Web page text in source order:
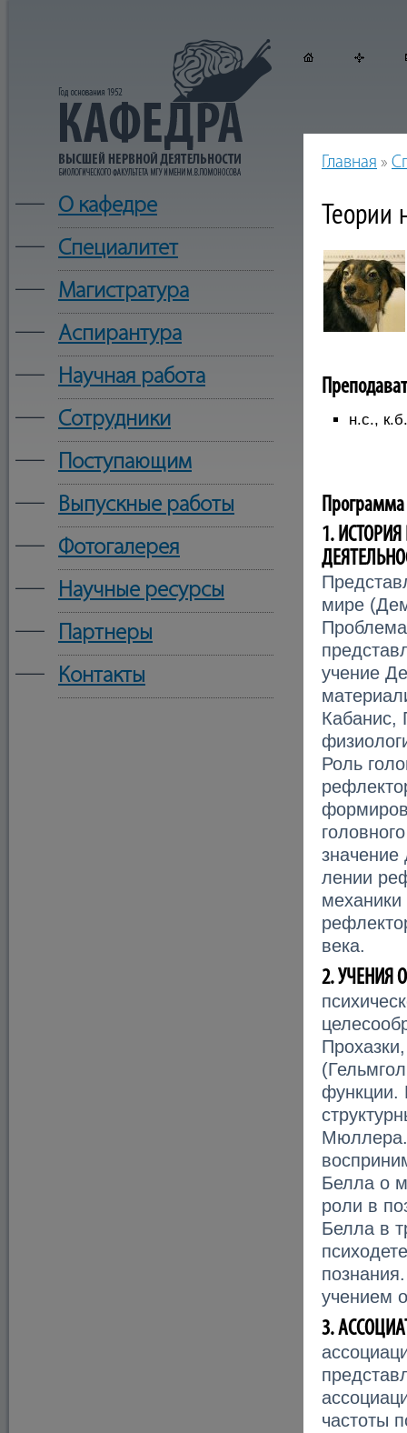
— О кафедре
— Cпециалитет
— Магистратура
— Аспирантура
— Научная работа
— Сотрудники
— Поступающим
— Выпускные работы
— Фотогалерея
— Научные ресурсы
— Партнеры
— Контакты
Главная »
Теории
н.с.,
Программа
1.
мире
учение
Кабанис,
Роль
значение
лении
механики
века.
2. УЧЕНИЯ
функции.
Мюллера.
Белла о
роли в
Белла в
учением
3.
частоты